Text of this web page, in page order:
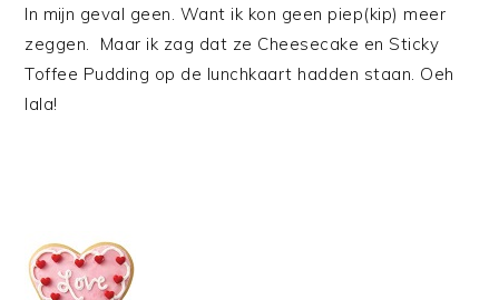
In mijn geval geen. Want ik kon geen piep(kip) meer
zeggen. Maar ik zag dat ze Cheesecake en Sticky
Toffee Pudding op de lunchkaart hadden staan. Oeh
lala!